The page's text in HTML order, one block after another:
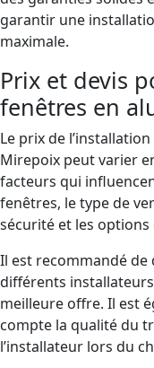
garantir une
maximale.
Prix et devis
fenêtres en
Le prix de
Mirepoix peut varier
facteurs qui
fenêtres, le type de
sécurité et les
Il est recommandé de
différents
meilleure offre. Il est
compte la qualité du
l’installateur lors du